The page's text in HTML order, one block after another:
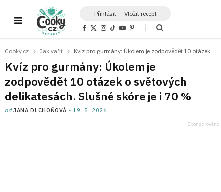
Přihlásit Vložit recept
F
b
o
k
X
i
t
e
r
)
I
a
g
a
m
T
o
Y
T
u
P
e
e
s
t
Cooky.cz Jak vařit
Kvíz pro gurmány: Úkolem je
zodpovědět 10 otázek o světových
delikatesách. Slušné skóre je i 70 %
odJANA DUCHOŇOVÁ 19. 5. 2026